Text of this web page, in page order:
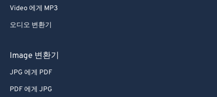
Video 에게 MP3
오디오 변환기
Image 변환기
JPG 에게 PDF
PDF 에게 JPG